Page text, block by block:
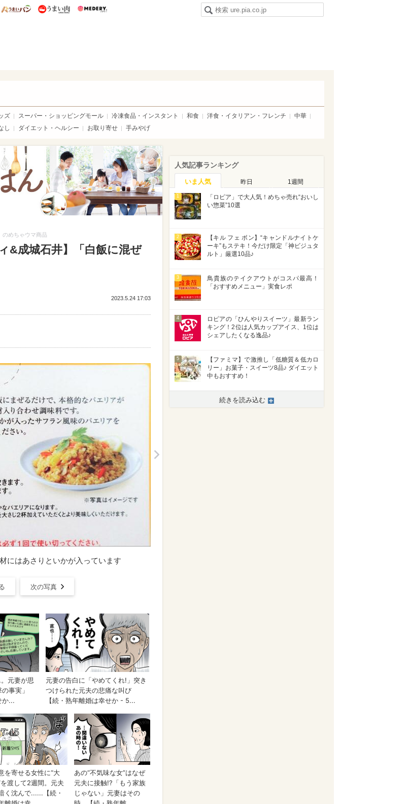
ー特集
うまいめし うまいパン うまい肉
ズ スーパー・ショッピングモール 冷凍食品・インスタント 和食 洋食・イタリアン・フレンチ
中華
し ダイエット・ヘルシー お取り寄せ 手みやげ
のめちゃウマ商品
&成城石井】「白飯に混ぜ
2023.5.24 17:03
にはあさりといかが入っています
次の写真
人気記事ランキング
いま人気 昨日 1週間
1
「ロピア」で大人気！めちゃ売れ“おいし
い惣菜”10選
2
【キル フェ ボン】“キャンドルナイトケ
ーキ”もステキ！今だけ限定「神ビジュタ
ルト」厳選10品♪
3
鳥貴族のテイクアウトがコスパ最高！
「おすすめメニュー」実食レポ
4
ロピアの「ひんやりスイーツ」最新ラン
キング！2位は人気カップアイス、1位は
シェアしたくなる逸品♪
5
【ファミマ】で激推し「低糖質＆低カロ
リー」お菓子・スイーツ8品♪ ダイエット
中もおすすめ！
続きを読み込む